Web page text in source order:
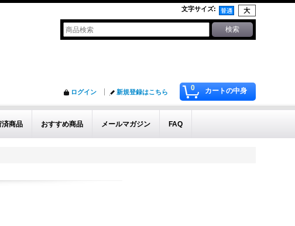
文字サイズ:
0 カートの中身
ログイン 新規登録はこちら
済商品 おすすめ商品 メールマガジン FAQ